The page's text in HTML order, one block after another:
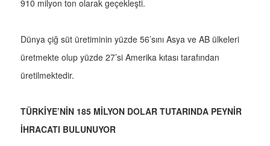
910 milyon ton olarak geçekleşti.
Dünya çiğ süt üretiminin yüzde 56’sını Asya ve AB ülkeleri
üretmekte olup yüzde 27’si Amerika kıtası tarafından
üretilmektedir.
TÜRKİYE’NİN 185 MİLYON DOLAR TUTARINDA PEYNİR
İHRACATI BULUNUYOR